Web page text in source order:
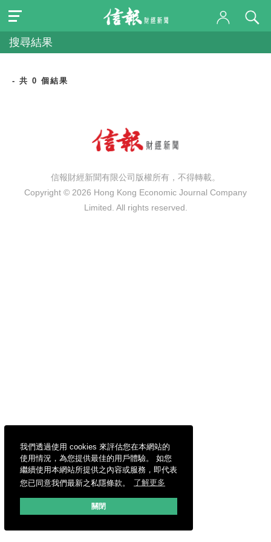
我們透過使用 cookies 來評估您在本網站的
使用情況，為您提供最佳的用戶體驗。 如您
繼續使用本網站所提供之內容或服務，即代表
您已同意我們最新之私隱條款。
了解更多
關閉
搜尋結果
- 共 0 個結果
信報財經新聞有限公司版權所有，不得轉載。
Copyright © 2026 Hong Kong Economic Journal Company
Limited. All rights reserved.